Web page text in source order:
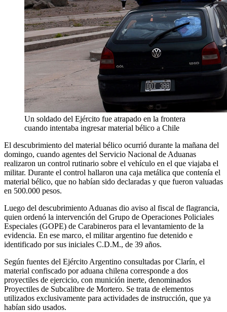
Un soldado del Ejército fue atrapado en la frontera
cuando intentaba ingresar material bélico a Chile
El descubrimiento del material bélico ocurrió durante la mañana del
domingo, cuando agentes del Servicio Nacional de Aduanas
realizaron un control rutinario sobre el vehículo en el que viajaba el
militar. Durante el control hallaron una caja metálica que contenía el
material bélico, que no habían sido declaradas y que fueron valuadas
en 500.000 pesos.
Luego del descubrimiento Aduanas dio aviso al fiscal de flagrancia,
quien ordenó la intervención del Grupo de Operaciones Policiales
Especiales (GOPE) de Carabineros para el levantamiento de la
evidencia. En ese marco, el militar argentino fue detenido e
identificado por sus iniciales C.D.M., de 39 años.
Según fuentes del Ejército Argentino consultadas por Clarín, el
material confiscado por aduana chilena corresponde a dos
proyectiles de ejercicio, con munición inerte, denominados
Proyectiles de Subcalibre de Mortero. Se trata de elementos
utilizados exclusivamente para actividades de instrucción, que ya
habían sido usados.